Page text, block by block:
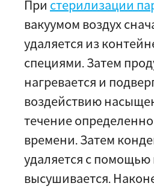
При стерилизации
вакуумом воздух
удаляется из
специями. Затем
нагревается и
воздействию
течение
времени. Затем
удаляется с помощью
высушивается.